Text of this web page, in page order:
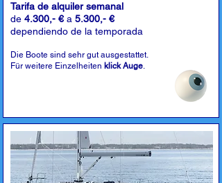
Tarifa de alquiler semanal
de 4.300,- €a 5.300,- €
dependiendo de la temporada
Die Boote sind sehr gut ausgestattet.
Für weitere Einzelheiten klick Auge.